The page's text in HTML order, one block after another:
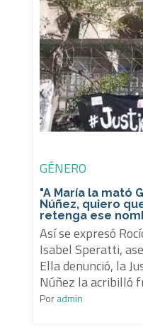
GÉNERO
"A María la mató
Núñez, quiero
retenga ese
Así se expresó
Isabel Speratti,
Ella denunció, la
Núñez la acribilló
Poradmin